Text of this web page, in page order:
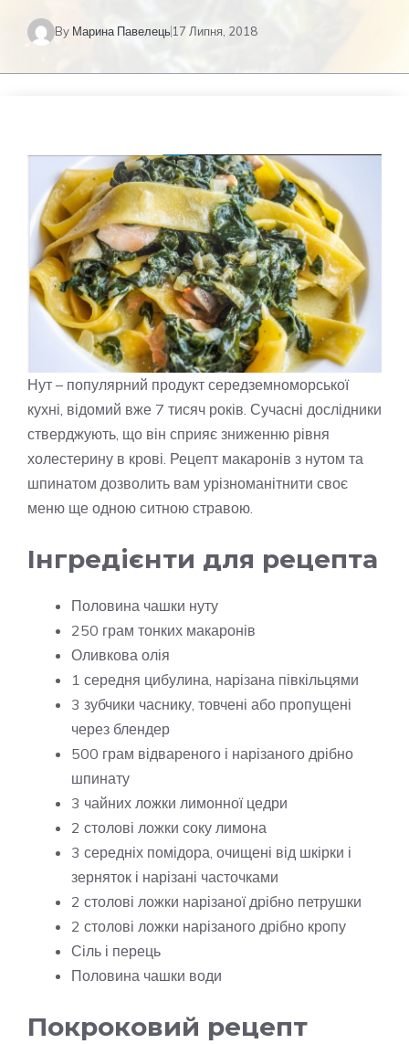
By Марина Павелець17 Липня, 2018
Нут – популярний продукт середземноморської
кухні, відомий вже 7 тисяч років. Сучасні дослідники
стверджують, що він сприяє зниженню рівня
холестерину в крові. Рецепт макаронів з нутом та
шпинатом дозволить вам урізноманітнити своє
меню ще одною ситною стравою.
Інгредієнти для рецепта
Половина чашки нуту
250 грам тонких макаронів
Оливкова олія
1 середня цибулина, нарізана півкільцями
3 зубчики часнику, товчені або пропущені
через блендер
500 грам відвареного і нарізаного дрібно
шпинату
3 чайних ложки лимонної цедри
2 столові ложки соку лимона
3 середніх помідора, очищені від шкірки і
зерняток і нарізані часточками
2 столові ложки нарізаної дрібно петрушки
2 столові ложки нарізаного дрібно кропу
Сіль і перець
Половина чашки води
Покроковий рецепт